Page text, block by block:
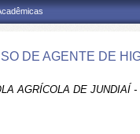
DE AGENTE DE
AGRÍCOLA DE JUNDIAÍ -